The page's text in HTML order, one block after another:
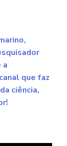
a
que faz
ciência,